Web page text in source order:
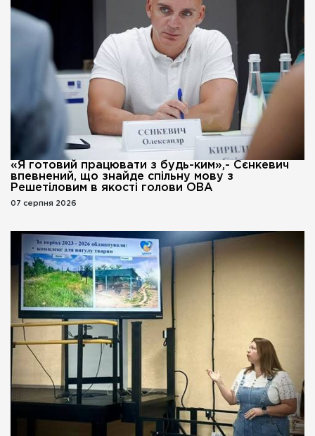
«Я готовий працювати з будь-ким»,- Сєнкевич
впевнений, що знайде спільну мову з
Решетіловим в якості голови ОВА
07 серпня 2026